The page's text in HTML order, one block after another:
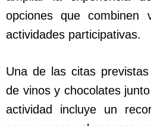
opciones que combinen
actividades participativas.
Una de las citas
de vinos y chocolates
actividad incluye un